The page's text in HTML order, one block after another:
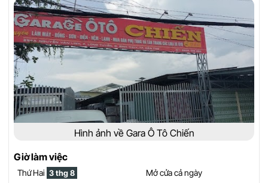
Hình ảnh về Gara Ô Tô Chiến
Giờ làm việc
Thứ Hai 3 thg 8
Mở cửa cả ngày